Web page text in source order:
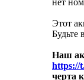
Этот
Будьте
Наш
https://
черта